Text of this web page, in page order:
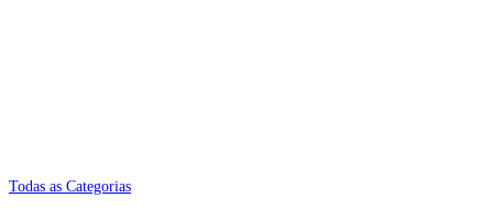
Todas as Categorias